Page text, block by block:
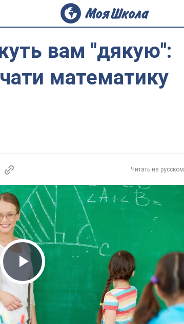
вам "дякую":
математику
Читать на русском
Play Video